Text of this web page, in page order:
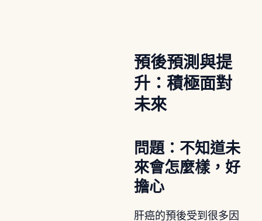
預後預測與提
升：積極面對
未來
問題：不知道未
來會怎麼樣，好
擔心
肝癌的預後受到很多因